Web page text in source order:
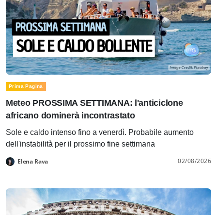
Prima Pagina
Meteo PROSSIMA SETTIMANA: l'anticiclone
africano dominerà incontrastato
Sole e caldo intenso fino a venerdì. Probabile aumento
dell'instabilità per il prossimo fine settimana
Elena Rava 02/08/2026